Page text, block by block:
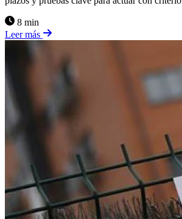
8 min
Leer más